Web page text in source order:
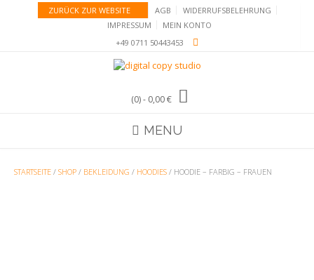
ZURÜCK ZUR WEBSITE AGB
WIDERRUFSBELEHRUNG
IMPRESSUM
MEIN KONTO
+49 0711 50443453
(0)- 0,00 €
MENU
STARTSEITE / SHOP / BEKLEIDUNG / HOODIES / HOODIE – FARBIG – FRAUEN